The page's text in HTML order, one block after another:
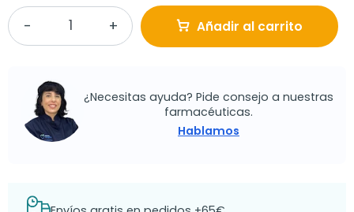
Añadir al carrito
¿Necesitas ayuda? Pide consejo a nuestras
farmacéuticas.
Hablamos